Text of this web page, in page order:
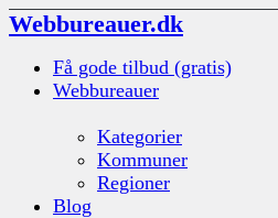
Webbureauer.dk
Få gode tilbud (gratis)
Webbureauer
Kategorier
Kommuner
Regioner
Blog